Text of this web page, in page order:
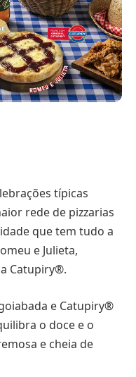
típicas
rede de pizzarias
que tem tudo a
e Julieta,
Catupiry®.
e Catupiry®
o doce e o
e cheia de